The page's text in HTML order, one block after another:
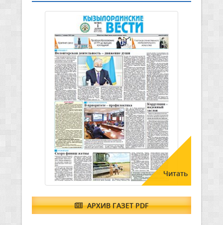
Читать
АРХИВ ГАЗЕТ PDF